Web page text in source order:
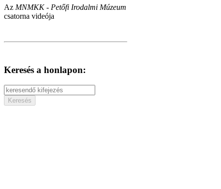
Az MNMKK - Petőfi Irodalmi Múzeum
csatorna videója
Keresés a honlapon: